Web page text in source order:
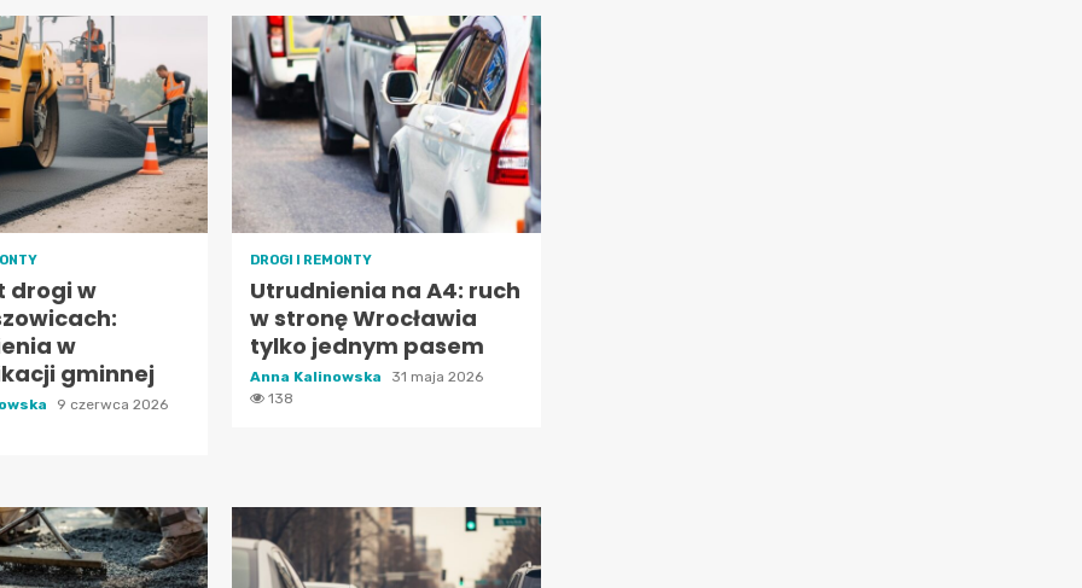
drogi w
w
gminnej
9 czerwca 2026
DROGI I REMONTY
Utrudnienia na A4: ruch
w stronę Wrocławia
tylko jednym pasem
Anna Kalinowska
31 maja 2026
138